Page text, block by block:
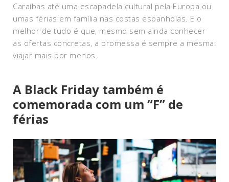
Caraíbas até uma escapadela cultural pela Europa ou
umas férias em família nas costas espanholas. E o
melhor de tudo é que, mesmo sem ainda conhecer
as ofertas concretas, a promessa é sempre a mesma:
viajar mais por menos.
A Black Friday também é
comemorada com um “F” de
férias